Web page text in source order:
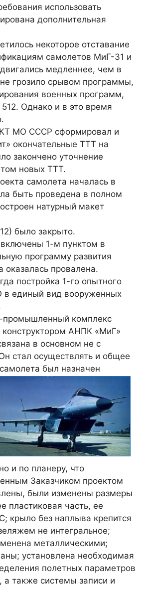
использовать
дополнительная
некоторое отставание
самолетов МиГ-31 и
медленнее, чем в
грозило срывом программы,
военных программ,
Однако и в это время
МО СССР сформировал и
окончательные ТТТ на
закончено уточнение
новых ТТТ.
самолета началась в
быть проведена в полном
натурный макет
было закрыто.
1-м пунктом в
программу развития
провалена.
постройка 1-го опытного
в единый вид вооруженных
промышленный комплекс
АНПК «МиГ»
в основном не с
стал осуществлять и общее
был назначен
и по планеру, что
Заказчиком проектом
были изменены размеры
пластиковая часть, ее
крыло без наплыва крепится
не интегральное;
металлическими;
установлена необходимая
полетных параметров
также системы записи и